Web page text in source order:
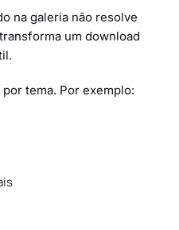
na galeria não resolve
um download
tema. Por exemplo: